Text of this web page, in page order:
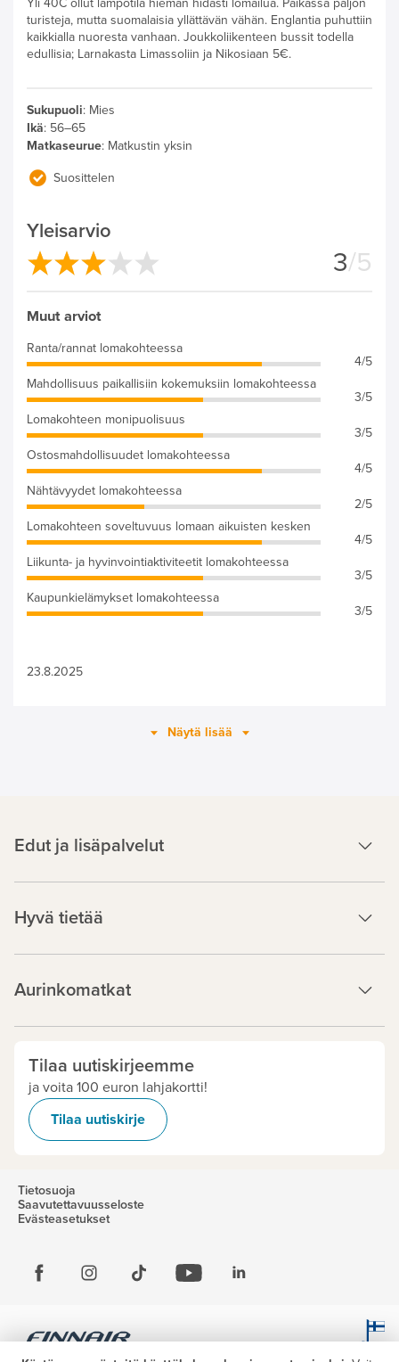
turisteja, mutta suomalaisia yllättävän vähän. Englantia puhuttiin
kaikkialla nuoresta vanhaan. Joukkoliikenteen bussit todella
edullisia; Larnakasta Limassoliin ja Nikosiaan 5€.
Sukupuoli: Mies
Ikä: 56–65
Matkaseurue: Matkustin yksin
Suosittelen
Yleisarvio
3/5
Muut arviot
Ranta/rannat lomakohteessa
4/5
Mahdollisuus paikallisiin kokemuksiin lomakohteessa
3/5
Lomakohteen monipuolisuus
3/5
Ostosmahdollisuudet lomakohteessa
4/5
Nähtävyydet lomakohteessa
2/5
Lomakohteen soveltuvuus lomaan aikuisten kesken
4/5
Liikunta- ja hyvinvointiaktiviteetit lomakohteessa
3/5
Kaupunkielämykset lomakohteessa
3/5
23.8.2025
Näytä lisää
Edut ja lisäpalvelut
Hyvä tietää
Aurinkomatkat
Tilaa uutiskirjeemme
ja voita 100 euron lahjakortti!
Tilaa uutiskirje
Tietosuoja
Saavutettavuusseloste
Evästeasetukset